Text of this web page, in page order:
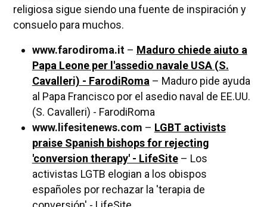
religiosa sigue siendo una fuente de inspiración y
consuelo para muchos.
www.farodiroma.it– Maduro chiede aiuto a
Papa Leone per l'assedio navale USA (S.
Cavalleri) - FarodiRoma– Maduro pide ayuda
al Papa Francisco por el asedio naval de EE.UU.
(S. Cavalleri) - FarodiRoma
www.lifesitenews.com – LGBT activists
praise Spanish bishops for rejecting
'conversion therapy' - LifeSite– Los
activistas LGTB elogian a los obispos
españoles por rechazar la 'terapia de